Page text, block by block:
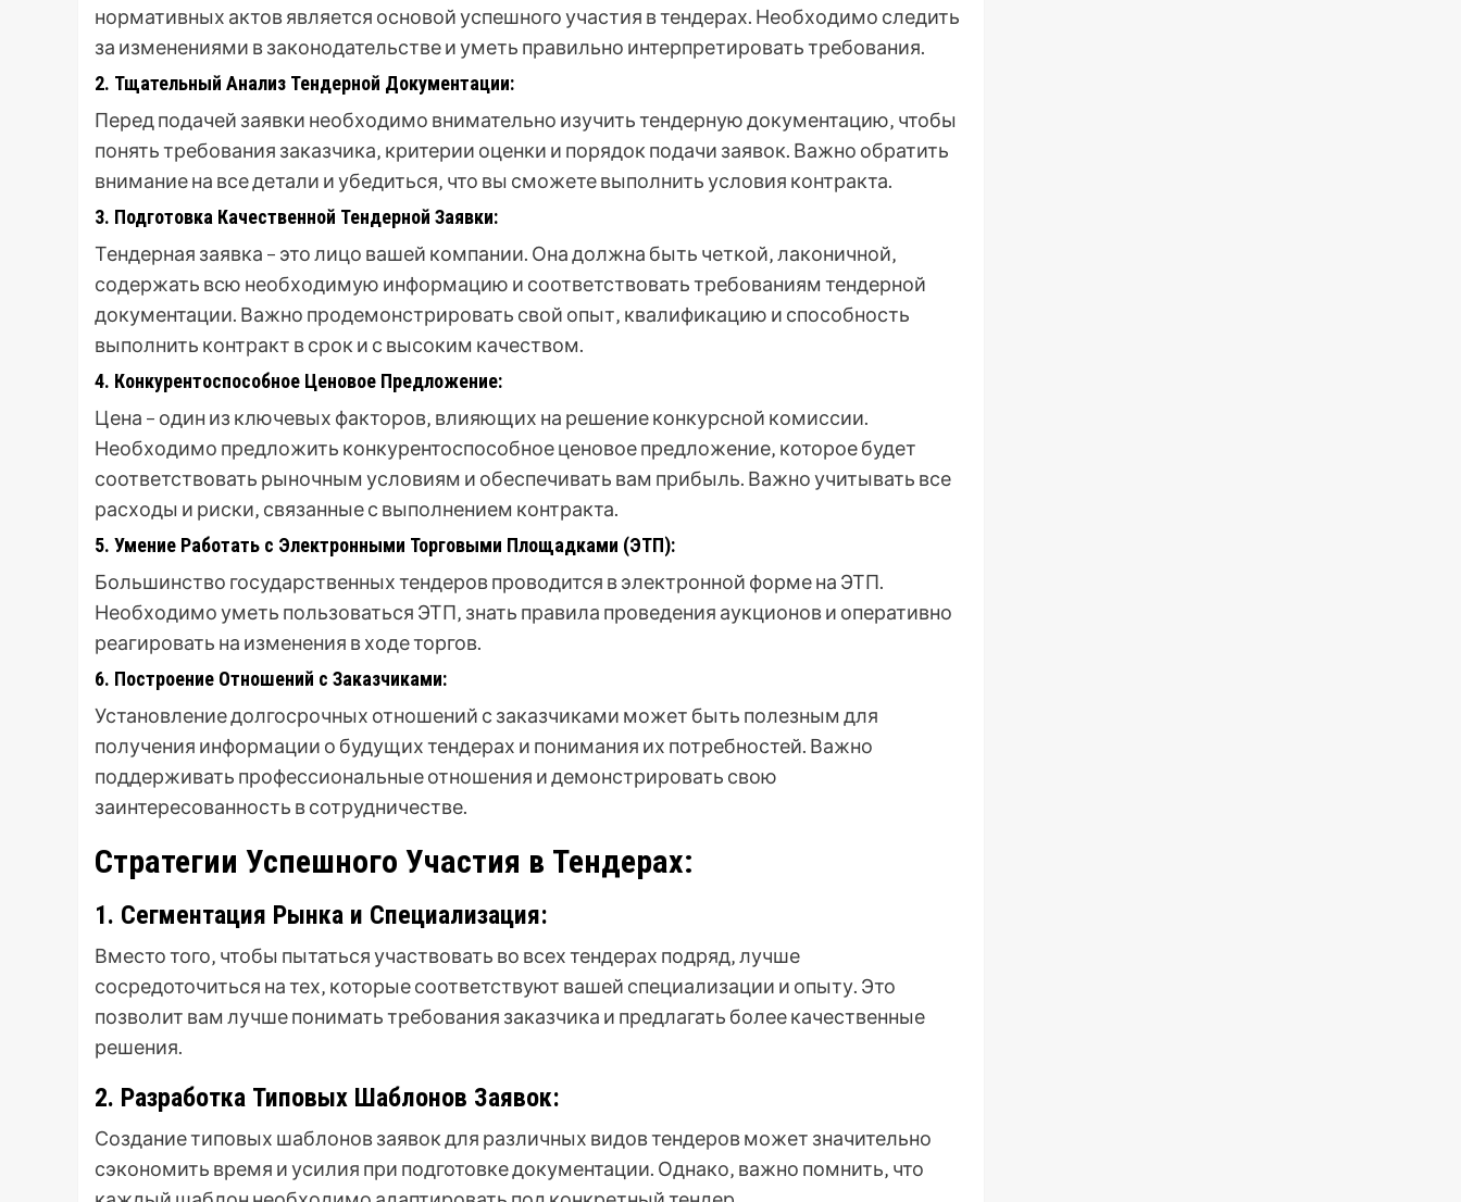
нормативных актов является основой успешного участия в тендерах. Необходимо следить
за изменениями в законодательстве и уметь правильно интерпретировать требования.
2. Тщательный Анализ Тендерной Документации:
Перед подачей заявки необходимо внимательно изучить тендерную документацию‚ чтобы
понять требования заказчика‚ критерии оценки и порядок подачи заявок. Важно обратить
внимание на все детали и убедиться‚ что вы сможете выполнить условия контракта.
3. Подготовка Качественной Тендерной Заявки:
Тендерная заявка – это лицо вашей компании. Она должна быть четкой‚ лаконичной‚
содержать всю необходимую информацию и соответствовать требованиям тендерной
документации. Важно продемонстрировать свой опыт‚ квалификацию и способность
выполнить контракт в срок и с высоким качеством.
4. Конкурентоспособное Ценовое Предложение:
Цена – один из ключевых факторов‚ влияющих на решение конкурсной комиссии.
Необходимо предложить конкурентоспособное ценовое предложение‚ которое будет
соответствовать рыночным условиям и обеспечивать вам прибыль. Важно учитывать все
расходы и риски‚ связанные с выполнением контракта.
5. Умение Работать с Электронными Торговыми Площадками (ЭТП):
Большинство государственных тендеров проводится в электронной форме на ЭТП.
Необходимо уметь пользоваться ЭТП‚ знать правила проведения аукционов и оперативно
реагировать на изменения в ходе торгов.
6. Построение Отношений с Заказчиками:
Установление долгосрочных отношений с заказчиками может быть полезным для
получения информации о будущих тендерах и понимания их потребностей. Важно
поддерживать профессиональные отношения и демонстрировать свою
заинтересованность в сотрудничестве.
Стратегии Успешного Участия в Тендерах:
1. Сегментация Рынка и Специализация:
Вместо того‚ чтобы пытаться участвовать во всех тендерах подряд‚ лучше
сосредоточиться на тех‚ которые соответствуют вашей специализации и опыту. Это
позволит вам лучше понимать требования заказчика и предлагать более качественные
решения.
2. Разработка Типовых Шаблонов Заявок:
Создание типовых шаблонов заявок для различных видов тендеров может значительно
сэкономить время и усилия при подготовке документации. Однако‚ важно помнить‚ что